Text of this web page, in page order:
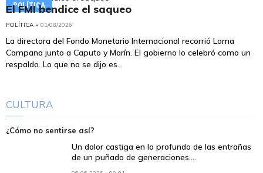
POLÍTICA
El FMI bendice el saqueo
POLÍTICA • 01/08/2026
La directora del Fondo Monetario Internacional recorrió Loma
Campana junto a Caputo y Marín. El gobierno lo celebró como un
respaldo. Lo que no se dijo es...
CULTURA
¿Cómo no sentirse así?
Un dolor castiga en lo profundo de las entrañas
de un puñado de generaciones....